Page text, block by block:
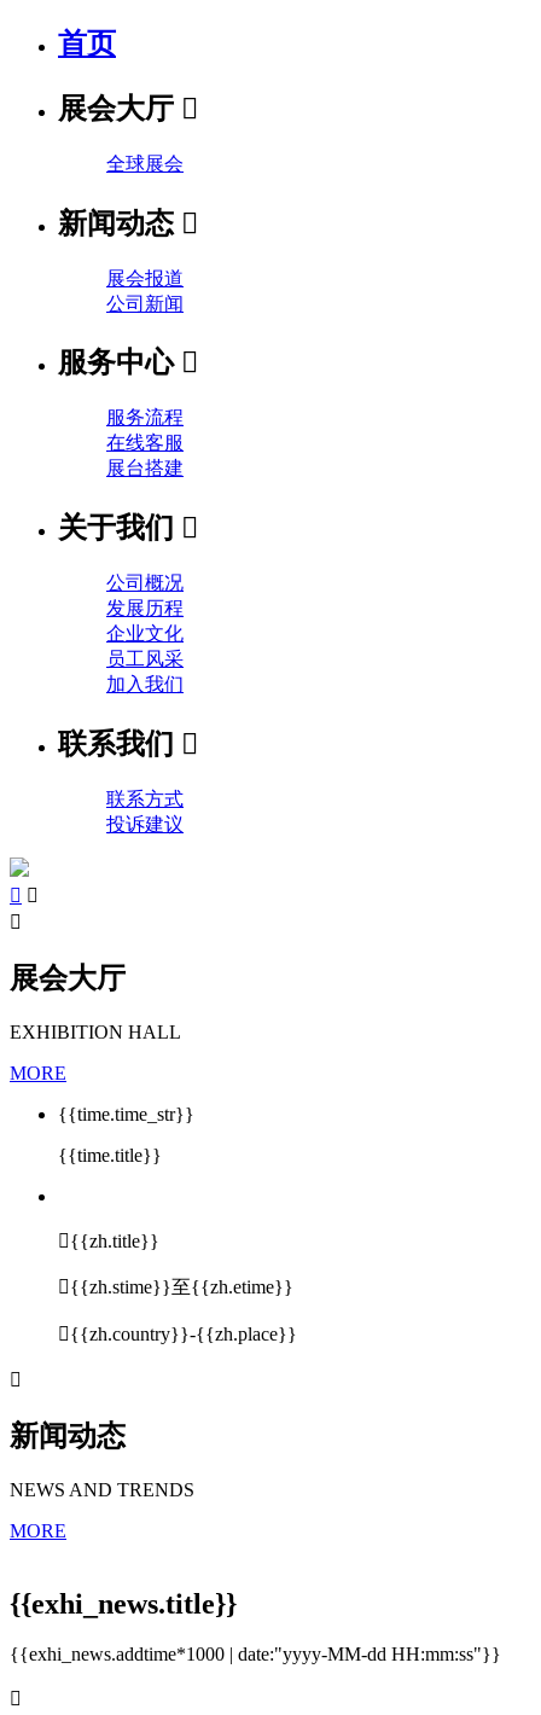
首页
展会大厅 
全球展会
新闻动态 
展会报道
公司新闻
服务中心 
服务流程
在线客服
展台搭建
关于我们 
公司概况
发展历程
企业文化
员工风采
加入我们
联系我们 
联系方式
投诉建议
 

展会大厅
EXHIBITION HALL
MORE
{{time.time_str}}
{{time.title}}
{{zh.title}}
{{zh.stime}}至{{zh.etime}}
{{zh.country}}-{{zh.place}}

新闻动态
NEWS AND TRENDS
MORE
{{exhi_news.title}}
{{exhi_news.addtime*1000 | date:"yyyy-MM-dd HH:mm:ss"}}
